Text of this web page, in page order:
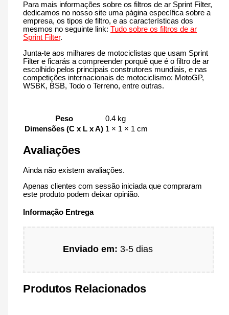
Para mais informações sobre os filtros de ar Sprint Filter,
dedicamos no nosso site uma página específica sobre a
empresa, os tipos de filtro, e as características dos
mesmos no seguinte link:Tudo sobre os filtros de ar
Sprint Filter.
Junta-te aos milhares de motociclistas que usam Sprint
Filter e ficarás a compreender porquê que é o filtro de ar
escolhido pelos principais construtores mundiais, e nas
competições internacionais de motociclismo: MotoGP,
WSBK, BSB, Todo o Terreno, entre outras.
Peso
0.4 kg
Dimensões (C x L x A) 1 × 1 × 1 cm
Avaliações
Ainda não existem avaliações.
Apenas clientes com sessão iniciada que compraram
este produto podem deixar opinião.
Informação Entrega
Enviado em: 3-5 dias
Produtos Relacionados